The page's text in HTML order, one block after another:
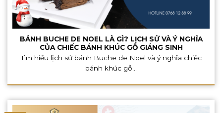
BÁNH BUCHE DE NOEL LÀ GÌ? LỊCH SỬ VÀ Ý NGHĨA
CỦA CHIẾC BÁNH KHÚC GỖ GIÁNG SINH
Tìm hiểu lịch sử bánh Buche de Noel và ý nghĩa chiếc
bánh khúc gỗ...